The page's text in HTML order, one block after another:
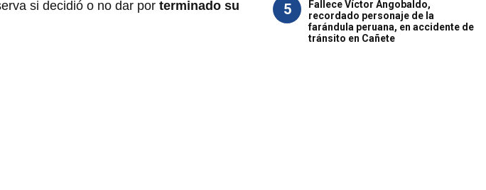
si decidió o no dar por terminado su
5
Fallece Víctor Angobaldo,
recordado personaje de la
farándula peruana, en accidente de
tránsito en Cañete